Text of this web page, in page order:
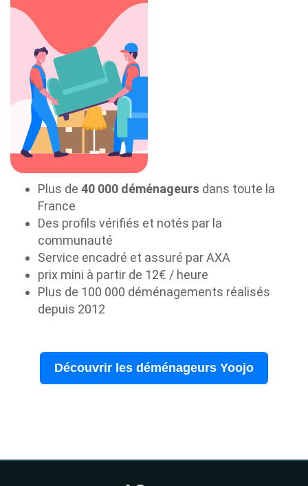
Plus de 40 000 déménageurs dans toute la
France
Des profils vérifiés et notés par la
communauté
Service encadré et assuré par AXA
prix mini à partir de 12€ / heure
Plus de 100 000 déménagements réalisés
depuis 2012
Découvrir les déménageurs Yoojo